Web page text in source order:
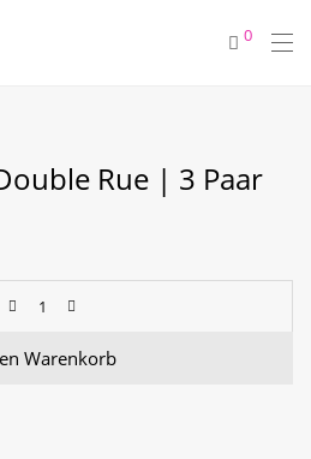
0
Rue | 3 Paar
Warenkorb